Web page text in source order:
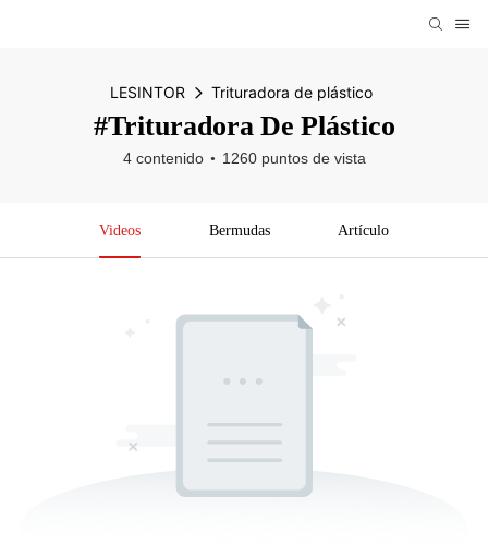
LESINTOR Trituradora de plástico
#Trituradora De Plástico
4 contenido 1260 puntos de vista
Videos Bermudas Artículo